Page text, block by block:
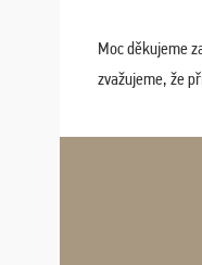
Moc děkujeme
zvažujeme, že